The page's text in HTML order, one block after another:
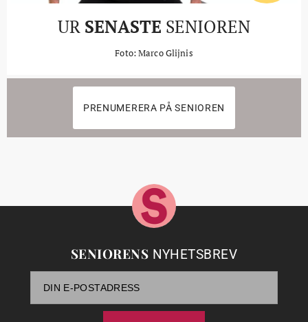
UR SENASTE SENIOREN
Foto: Marco Glijnis
PRENUMERERA PÅ SENIOREN
SENIORENS NYHETSBREV